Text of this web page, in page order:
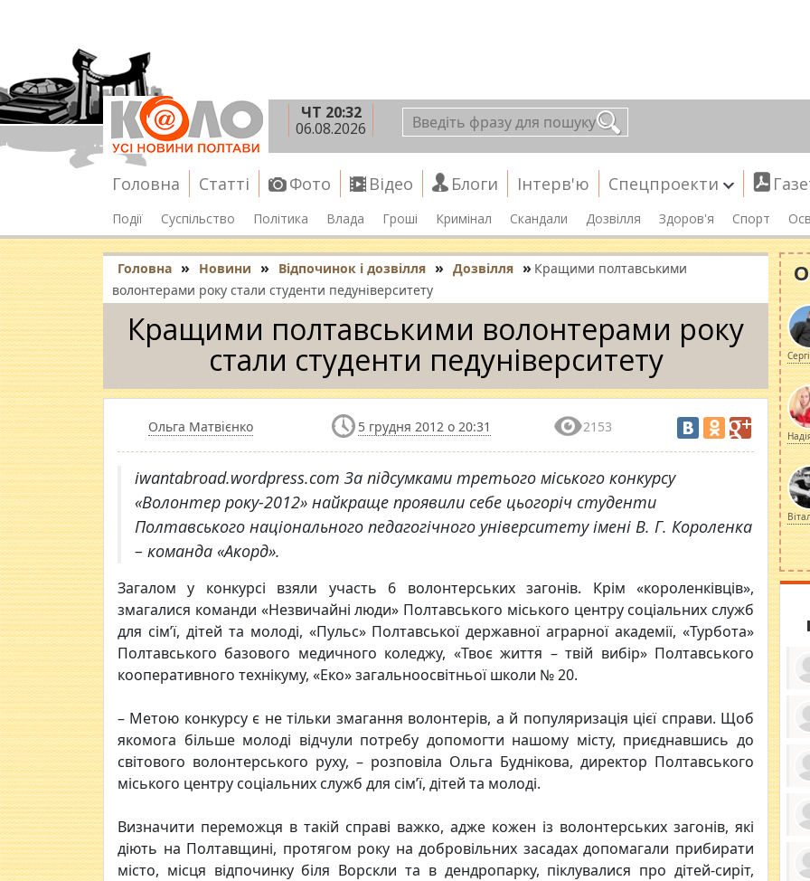
ЧТ 20:32
06.08.2026
Головна Статті Фото Відео Блоги Інтерв'ю Спецпроекти
Події Суспільство Політика Влада Гроші Кримінал Скандали Дозвілля Здоров'я Спорт
Головна » Новини » Відпочинок і дозвілля » Дозвілля » Кращими полтавськими
волонтерами року стали студенти педуніверситету
Кращими полтавськими волонтерами року
стали студенти педуніверситету
Ольга Матвієнко 5 грудня 2012 о 20:31 2153
iwantabroad.wordpress.com За підсумками третього міського конкурсу
«Волонтер року-2012» найкраще проявили себе цьогоріч студенти
Полтавського національного педагогічного університету імені В. Г. Короленка
– команда «Акорд».
Загалом у конкурсі взяли участь 6 волонтерських загонів. Крім «короленківців»,
змагалися команди «Незвичайні люди» Полтавського міського центру соціальних служб
для сім’ї, дітей та молоді, «Пульс» Полтавської державної аграрної академії, «Турбота»
Полтавського базового медичного коледжу, «Твоє життя – твій вибір» Полтавського
кооперативного технікуму, «Еко» загальноосвітньої школи № 20.
– Метою конкурсу є не тільки змагання волонтерів, а й популяризація цієї справи. Щоб
якомога більше молоді відчули потребу допомогти нашому місту, приєднавшись до
світового волонтерського руху, – розповіла Ольга Буднікова, директор Полтавського
міського центру соціальних служб для сім’ї, дітей та молоді.
Визначити переможця в такій справі важко, адже кожен із волонтерських загонів, які
діють на Полтавщині, протягом року на добровільних засадах допомагали прибирати
місто, місця відпочинку біля Ворскли та в дендропарку, піклувалися про дітей-сиріт,